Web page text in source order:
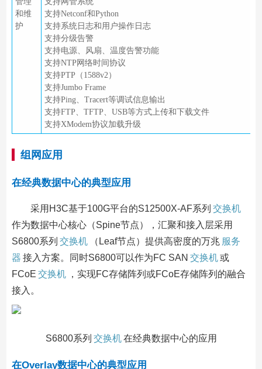
和维
护
支持Netconf和Python
支持系统日志和用户操作日志
支持分级告警
支持电源、风扇、温度告警功能
支持NTP网络时间协议
支持PTP（1588v2）
支持Jumbo Frame
支持Ping、Tracert等调试信息输出
支持FTP、TFTP、USB等方式上传和下载文件
支持XModem协议加载升级
组网应用
在经典数据中心的典型应用
采用H3C基于100G平台的S12500X-AF系列 交换机
作为数据中心核心（Spine节点），汇聚和接入层采用
S6800系列 交换机 （Leaf节点）提供高密度的万兆 服务
器 接入方案。同时S6800可以作为FC SAN 交换机或
FCoE 交换机
，实现FC存储阵列或FCoE存储阵列的融合
接入。
S6800系列 交换机在经典数据中心的应用
在Overlay数据中心的典型应用